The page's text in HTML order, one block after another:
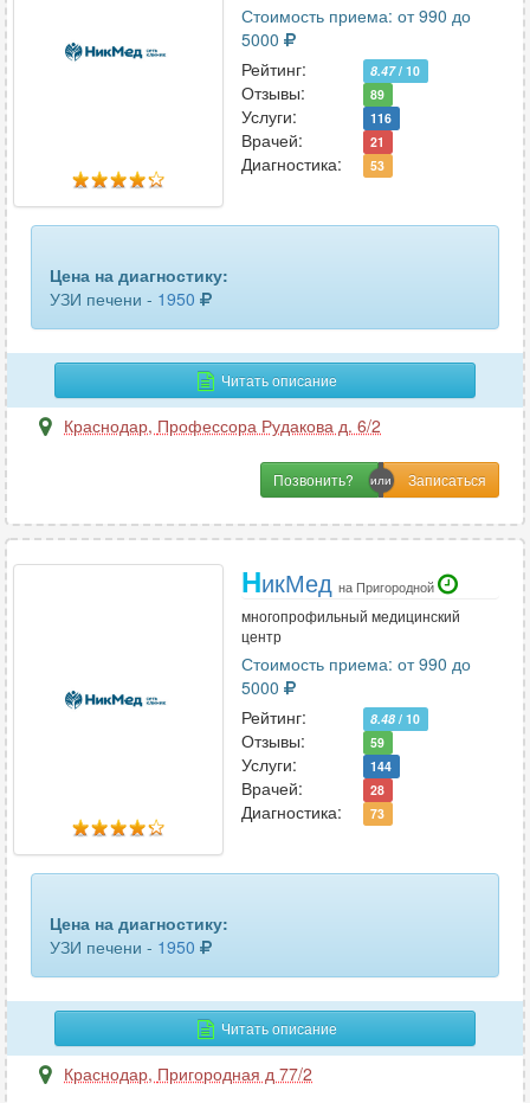
матки и придатков
матки и придатков трансвагинальное
молочных желез
мочеточников
мягких тканей шеи
27
органов брюшной полости 59
органов малого таза трансвагинальное
периферических лимфоузлов
периферических нервов 7
печени
плевральной полости
плечевого сплетения
плечевого сустава
Стоимость приема: от 990 до
5000
Рейтинг:
8.47/ 10
Отзывы: 89
Услуги: 116
Врачей: 21
Диагностика: 53
Цена на диагностику:
УЗИ печени - 1950
Читать описание
Краснодар, Профессора Рудакова д. 6/2
Позвонить?
НикМед на Пригородной
многопрофильный медицинский
центр
Стоимость приема: от 990 до
5000
Рейтинг:
8.48 / 10
Отзывы: 59
Услуги: 144
Врачей: 28
Диагностика: 73
Цена на диагностику:
УЗИ печени - 1950
Читать описание
Краснодар, Пригородная д 77/2